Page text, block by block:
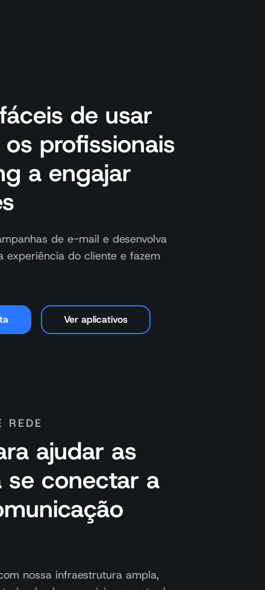
de usar
profissionais
a engajar
de e-mail e desenvolva
experiência do cliente e fazem
Ver aplicativos
REDE
ajudar as
se conectar a
nossa infraestrutura ampla,